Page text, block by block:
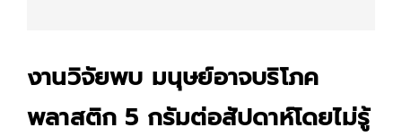
งานวิจัยพบ มนุษย์อาจบริโภค
พลาสติก 5 กรัมต่อสัปดาห์โดยไม่รู้